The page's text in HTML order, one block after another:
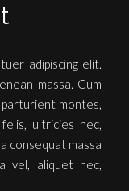
adipiscing elit.
massa. Cum
parturient montes,
ultricies nec,
consequat massa
vel, aliquet nec,